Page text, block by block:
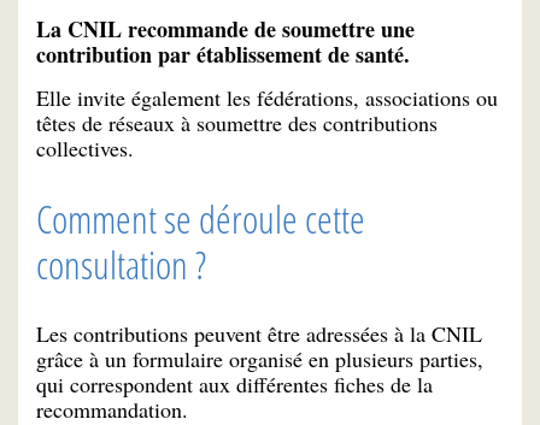
La CNIL recommande de soumettre une
contribution par établissement de santé.
Elle invite également les fédérations, associations ou
têtes de réseaux à soumettre des contributions
collectives.
Comment se déroule cette
consultation ?
Les contributions peuvent être adressées à la CNIL
grâce à un formulaire organisé en plusieurs parties,
qui correspondent aux différentes fiches de la
recommandation.